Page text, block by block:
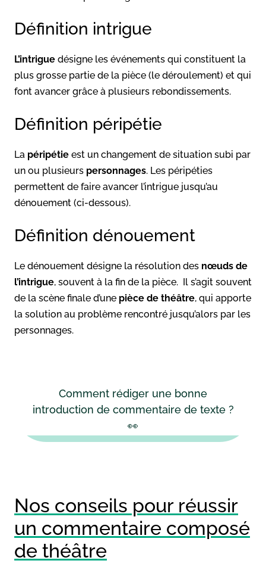
Définition intrigue
L’intrigue désigne les événements qui constituent la
plus grosse partie de la pièce (le déroulement) et qui
font avancer grâce à plusieurs rebondissements.
Définition péripétie
La péripétie est un changement de situation subi par
un ou plusieurs personnages. Les péripéties
permettent de faire avancer l’intrigue jusqu’au
dénouement (ci-dessous).
Définition dénouement
Le dénouement désigne la résolution des nœuds de
l’intrigue, souvent à la fin de la pièce. Il s’agit souvent
de la scène finale d’une pièce de théâtre, qui apporte
la solution au problème rencontré jusqu’alors par les
personnages.
Comment rédiger une bonne
introduction de commentaire de texte ?
👀
Nos conseils pour réussir
un commentaire composé
de théâtre